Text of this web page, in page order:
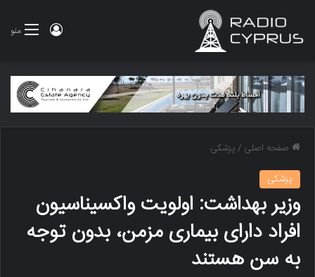
منو ورود
صفحه اصلی /پزشکی
پزشکی
وزیر بهداشت: اولویت واکسیناسیون
افراد دارای بیماری مزمن، بدون توجه
به سن هستند